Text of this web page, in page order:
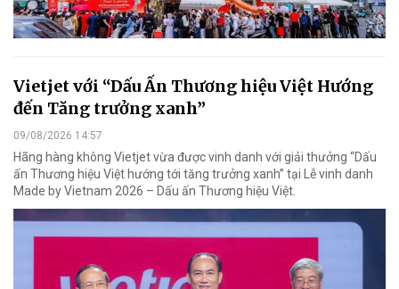
Vietjet với “Dấu Ấn Thương hiệu Việt Hướng
đến Tăng trưởng xanh”
09/08/2026 14:57
Hãng hàng không Vietjet vừa được vinh danh với giải thưởng “Dấu
ấn Thương hiệu Việt hướng tới tăng trưởng xanh” tại Lễ vinh danh
Made by Vietnam 2026 – Dấu ấn Thương hiệu Việt.